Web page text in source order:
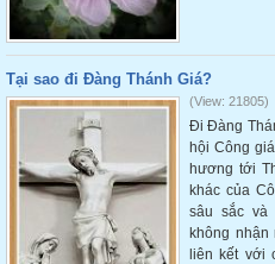
Tại sao đi Đàng Thánh Giá?
(View: 21805)
Đi Đàng
hội Công
hương tới
khác của
sâu sắc và
không
liên kết với